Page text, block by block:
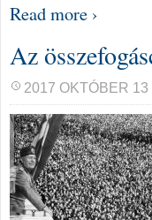
Read more ›
Az
2017 OKTÓBER 13